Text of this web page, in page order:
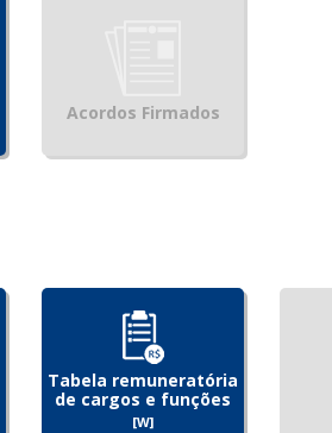
Acordos Firmados
Tabela remuneratória
de cargos e funções
[W]